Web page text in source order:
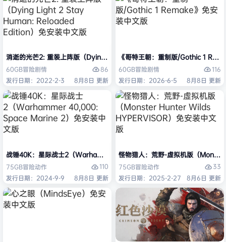
消逝的光芒2: 重装上阵版（Dying Light 2 Stay Human: Reloaded
60GB冒险剧情
86
发行日期：2022-2-3
8月8日 更新
《哥特王朝：重制版/Gothic 1
60GB冒险剧情
116
发行日期：2026-6-5
8月8日 更新
战锤40K：星际战士2（Warhammer 40,000: Space Marine 2）免安装
75GB冒险动作
110
发行日期：2024-9-9
8月8日 更新
怪物猎人：荒野-虚拟机版（
75GB冒险动作
33
发行日期：2025-2-27
8月6日 更新